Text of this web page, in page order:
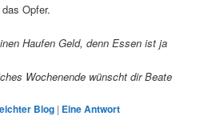
Opfer.
Haufen Geld, denn Essen ist ja
Wochenende wünscht dir Beate
Blog | EineAntwort